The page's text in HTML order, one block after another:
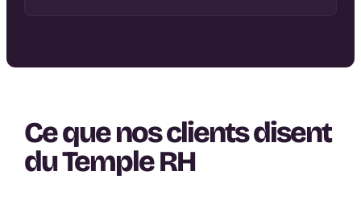
Ce que nos clients disent
du Temple RH